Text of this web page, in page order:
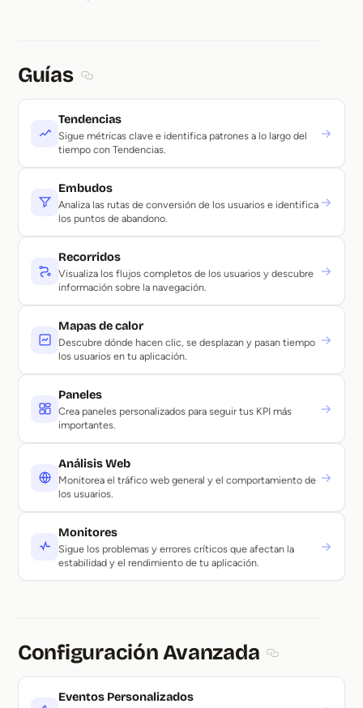
Guías
Tendencias
Sigue métricas clave e identifica patrones a lo largo del
tiempo con Tendencias.
→
Embudos
Analiza las rutas de conversión de los usuarios e identifica
los puntos de abandono.
→
Recorridos
Visualiza los flujos completos de los usuarios y descubre
información sobre la navegación.
→
Mapas de calor
Descubre dónde hacen clic, se desplazan y pasan tiempo
los usuarios en tu aplicación.
→
Paneles
Crea paneles personalizados para seguir tus KPI más
importantes.
→
Análisis Web
Monitorea el tráfico web general y el comportamiento de
los usuarios.
→
Monitores
Sigue los problemas y errores críticos que afectan la
estabilidad y el rendimiento de tu aplicación.
→
Configuración Avanzada
Eventos Personalizados